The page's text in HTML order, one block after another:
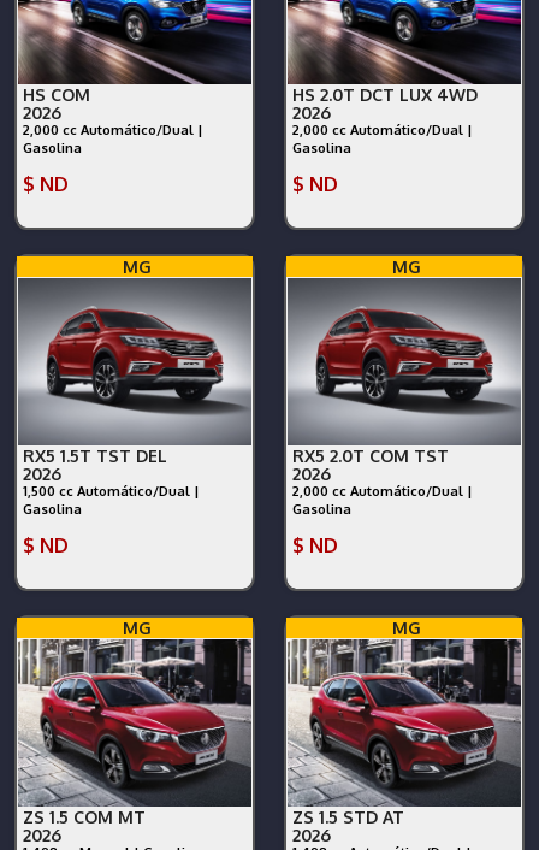
HS COM
2026
2,000 cc Automático/Dual |
Gasolina
$ ND
HS 2.0T DCT LUX 4WD
2026
2,000 cc Automático/Dual |
Gasolina
$ ND
MG
RX5 1.5T TST DEL
2026
1,500 cc Automático/Dual |
Gasolina
$ ND
MG
RX5 2.0T COM TST
2026
2,000 cc Automático/Dual |
Gasolina
$ ND
MG
ZS 1.5 COM MT
2026
MG
ZS 1.5 STD AT
2026